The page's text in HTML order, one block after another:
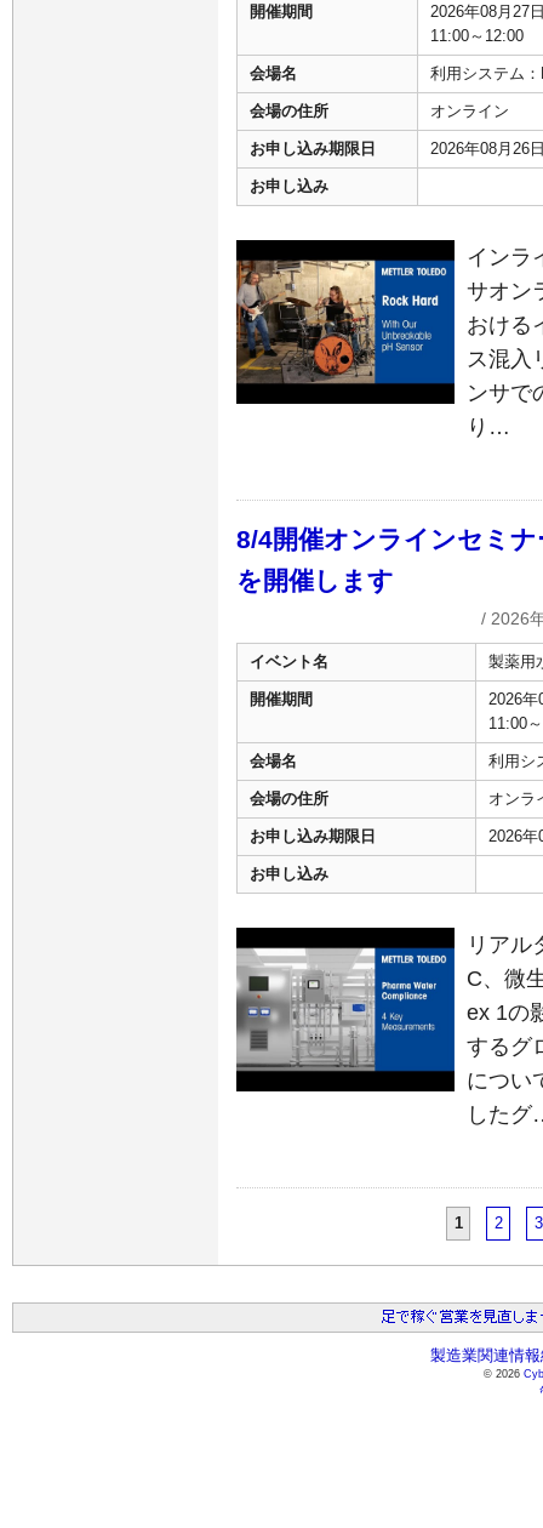
開催期間
2026年08月27
11:00～12:00
会場名 利用システム
会場の住所 オンライン
お申し込み期限日 2026年08月26
お申し込み
インラ
サオン
おける
ス混入
ンサで
り…
8/4開催オンラインセミ
を開催します
/ 2026
イベント名 製薬用
開催期間
2026年
11:00
会場名 利用シ
会場の住所 オンラ
お申し込み期限日 2026年
お申し込み
リアル
C、微
ex 1の
するグ
につい
した
1 2 3
製造業関連情
© 2026